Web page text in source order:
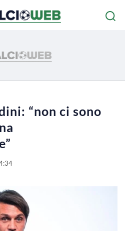
“non ci sono